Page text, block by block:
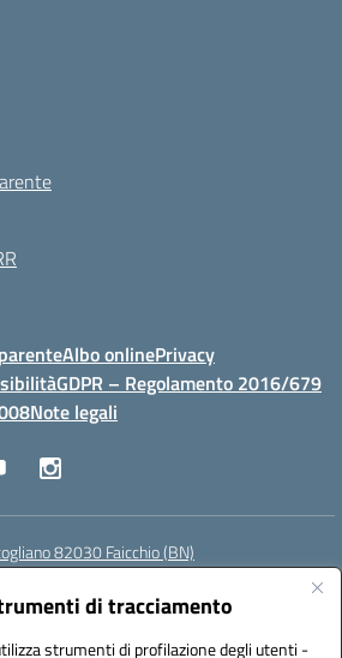
di tracciamento
strumenti di profilazione degli utenti -
Albo onlinePrivacy
GDPR – Regolamento 2016/679
Note legali
82030 Faicchio (BN)
(PEC):bnis02300v@pec.istruzione.it